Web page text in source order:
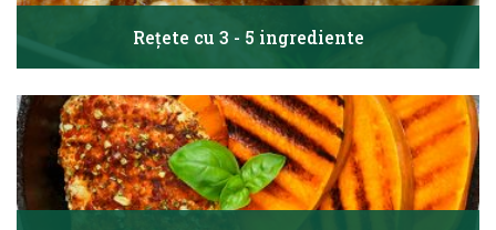
Rețete cu 3 - 5 ingrediente